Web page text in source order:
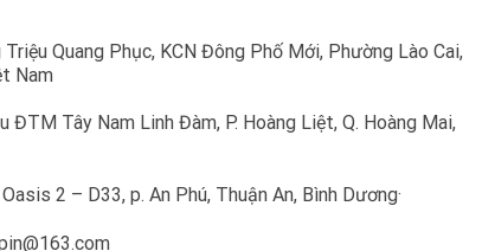
Quang Phục, KCN Đông Phố Mới, Phường Lào Cai,
Nam
ĐTM Tây Nam Linh Đàm, P. Hoàng Liệt, Q. Hoàng Mai,
2 – D33, p. An Phú, Thuận An, Bình Dương·